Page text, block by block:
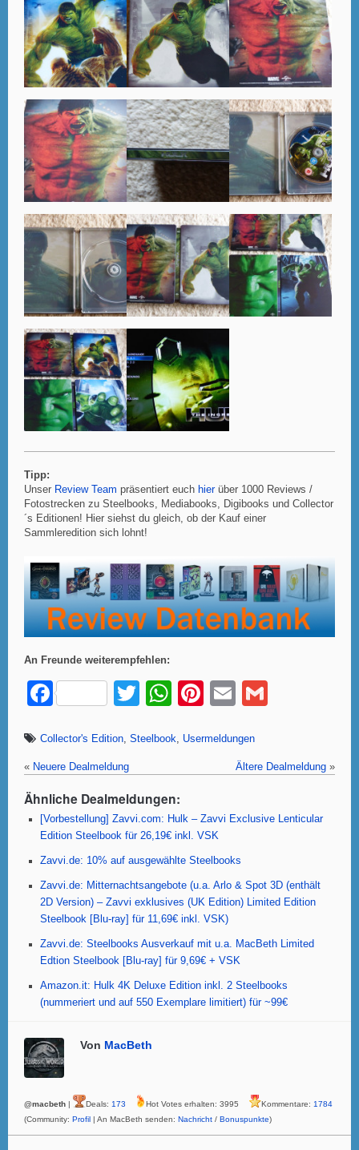
Tipp:
Unser Review Team präsentiert euch hierüber 1000 Reviews /
Fotostrecken zu Steelbooks, Mediabooks, Digibooks und Collector
´s Editionen! Hier siehst du gleich, ob der Kauf einer
Sammleredition sich lohnt!
An Freunde weiterempfehlen:
F
c
e
b
o
o
k
T
tt
er
W
at
s
A
p
p
Pi
er
e
E
ail
Collector's Edition, Steelbook, Usermeldungen
« Neuere Dealmeldung Ältere Dealmeldung »
Ähnliche Dealmeldungen:
[Vorbestellung] Zavvi.com: Hulk – Zavvi Exclusive Lenticular
Edition Steelbook für 26,19€ inkl. VSK
Zavvi.de: 10% auf ausgewählte Steelbooks
Zavvi.de: Mitternachtsangebote (u.a. Arlo & Spot 3D (enthält
2D Version) – Zavvi exklusives (UK Edition) Limited Edition
Steelbook [Blu-ray] für 11,69€ inkl. VSK)
Zavvi.de: Steelbooks Ausverkauf mit u.a. MacBeth Limited
Edtion Steelbook [Blu-ray] für 9,69€ + VSK
Amazon.it: Hulk 4K Deluxe Edition inkl. 2 Steelbooks
(nummeriert und auf 550 Exemplare limitiert) für ~99€
Von MacBeth
@macbeth Deals: 173 Hot Votes erhalten: 3995 Kommentare: 1784
(Community: Profil | An MacBeth senden: Nachricht / Bonuspunkte)